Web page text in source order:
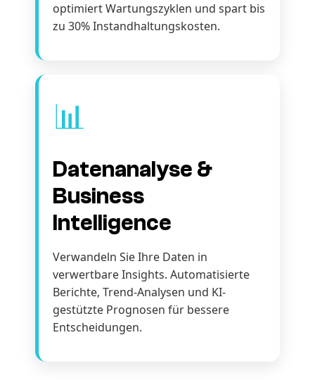
optimiert Wartungszyklen und spart bis
zu 30% Instandhaltungskosten.
📊
Datenanalyse &
Business
Intelligence
Verwandeln Sie Ihre Daten in
verwertbare Insights. Automatisierte
Berichte, Trend-Analysen und KI-
gestützte Prognosen für bessere
Entscheidungen.